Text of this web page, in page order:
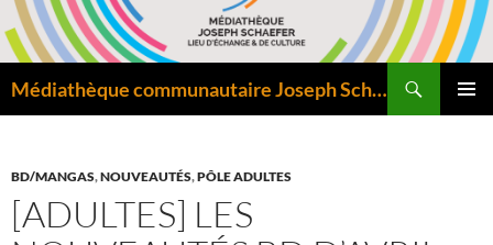
Aller
au
contenu
Médiathèque communautaire Joseph Schaefer de Bitche – Pôle départemental de lecture publique
BD/MANGAS,NOUVEAUTÉS,PÔLE ADULTES
[ADULTES] LES